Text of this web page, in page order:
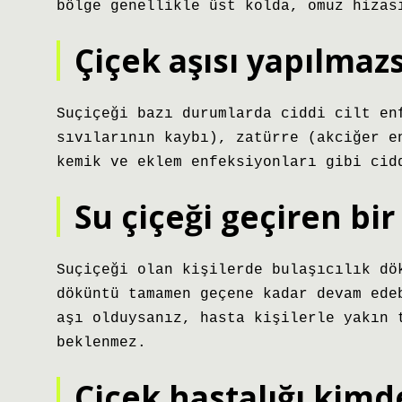
bölge genellikle üst kolda, omuz
Çiçek aşısı
Suçiçeği bazı durumlarda ciddi cilt
sıvılarının kaybı), zatürre
kemik ve eklem enfeksiyonları gibi
Su çiçeği geçiren
Suçiçeği olan kişilerde bulaşıcılık
döküntü tamamen geçene kadar devam
aşı olduysanız, hasta kişilerle yakın
beklenmez.